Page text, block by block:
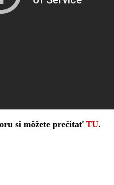
si môžete prečítať TU.